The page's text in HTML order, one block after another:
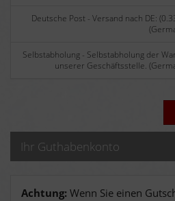
Deutsche Post - Versand nach DE:
Selbstabholung - Selbstabholung der
unserer Geschäftsstelle.
Ihr Guthabenkonto
Achtung: Wenn Sie einen